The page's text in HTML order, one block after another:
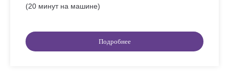
(20 минут на машине)
Подробнее